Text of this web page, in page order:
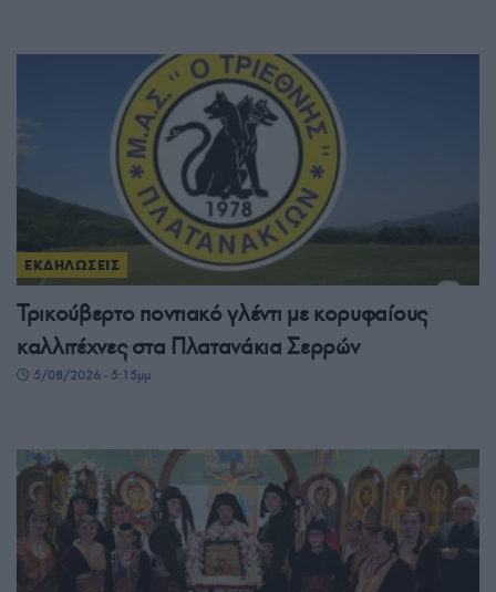
ΕΚΔΗΛΩΣΕΙΣ
Τρικούβερτο ποντιακό γλέντι με κορυφαίους
καλλιτέχνες στα Πλατανάκια Σερρών
5/08/2026 - 5:15μμ